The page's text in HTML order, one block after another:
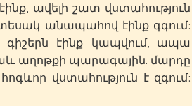
ավելի շատ վստահություն
տեսակ անապահով էինք գգում:
էինք կապվում, ապա
աղոթքի պարագային. մարդը
վստահություն է զգում: